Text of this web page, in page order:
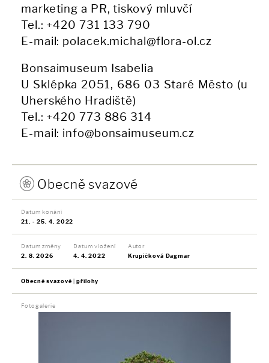
marketing a PR, tiskový mluvčí
Tel.: +420 731 133 790
E-mail: polacek.michal@flora-ol.cz
Bonsaimuseum Isabelia
U Sklépka 2051, 686 03 Staré Město (u
Uherského Hradiště)
Tel.: +420 773 886 314
E-mail: info@bonsaimuseum.cz
Obecně svazové
Datum konání
21. - 25. 4. 2022
Datum změny
2. 8. 2026
Datum vložení
4. 4. 2022
Autor
Krupičková Dagmar
Obecně svazové přílohy
Fotogalerie